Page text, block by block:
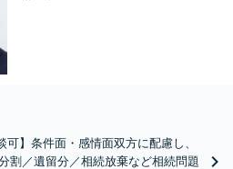
可】条件面・感情面双方に配慮し、
割／遺留分／相続放棄など相続問題